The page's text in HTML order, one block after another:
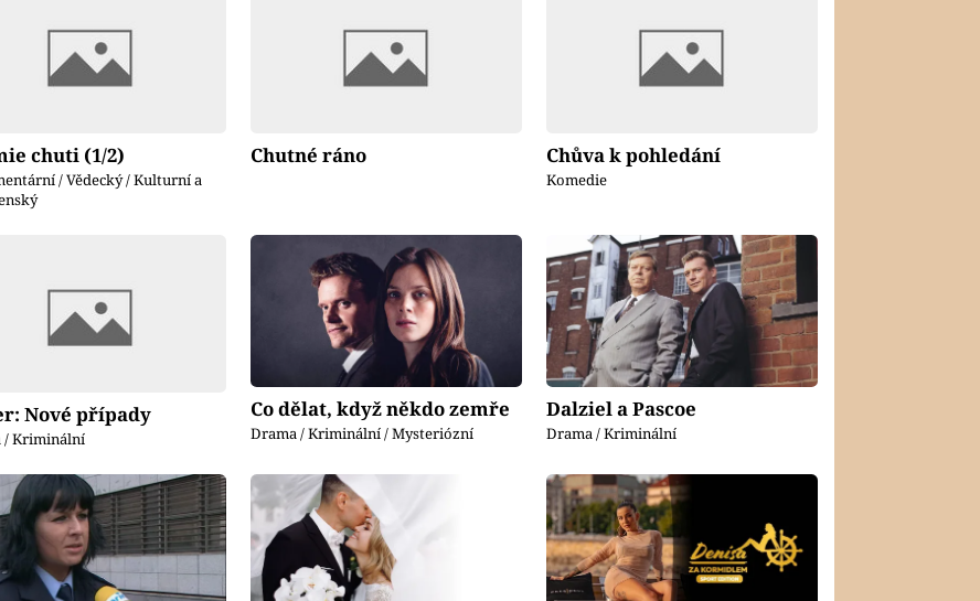
chuti (1/2)
/ Vědecký / Kulturní a
Chutné ráno Chůva k pohledání
Komedie
Nové případy
/ Kriminální
Co dělat, když někdo zemře
Drama / Kriminální / Mysteriózní
Dalziel a Pascoe
Drama / Kriminální